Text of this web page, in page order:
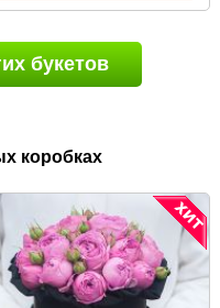
букетов
коробках